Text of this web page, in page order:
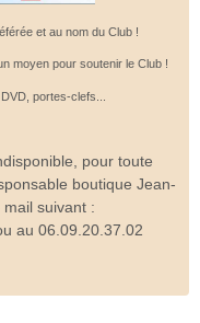
et au nom du Club !
moyen pour soutenir le Club !
portes-clefs...
pour toute
boutique Jean-
suivant :
au 06.09.20.37.02